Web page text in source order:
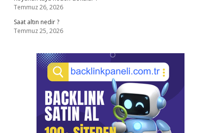
Temmuz 26, 2026
Saat altın nedir ?
Temmuz 25, 2026